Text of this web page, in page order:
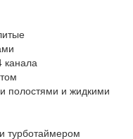
канала
полостями и жидкими
турботаймером